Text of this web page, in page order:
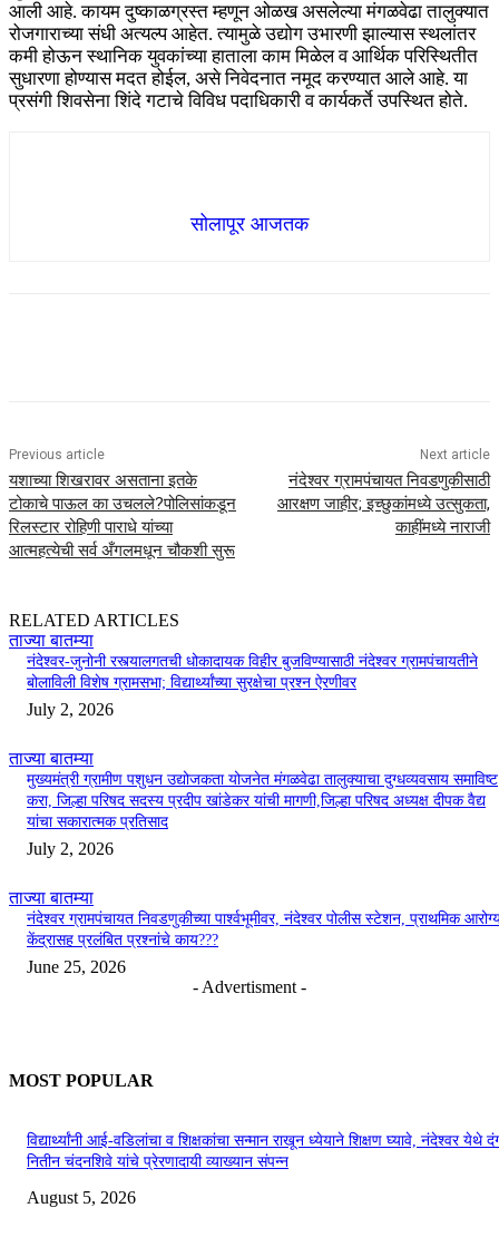
आली आहे. कायम दुष्काळग्रस्त म्हणून ओळख असलेल्या मंगळवेढा तालुक्यात
रोजगाराच्या संधी अत्यल्प आहेत. त्यामुळे उद्योग उभारणी झाल्यास स्थलांतर
कमी होऊन स्थानिक युवकांच्या हाताला काम मिळेल व आर्थिक परिस्थितीत
सुधारणा होण्यास मदत होईल, असे निवेदनात नमूद करण्यात आले आहे. या
प्रसंगी शिवसेना शिंदे गटाचे विविध पदाधिकारी व कार्यकर्ते उपस्थित होते.
सोलापूर आजतक
Previous article
यशाच्या शिखरावर असताना इतके
टोकाचे पाऊल का उचलले?पोलिसांकडून
रिलस्टार रोहिणी पाराधे यांच्या
आत्महत्येची सर्व अँगलमधून चौकशी सुरू
Next article
नंदेश्वर ग्रामपंचायत निवडणुकीसाठी
आरक्षण जाहीर; इच्छुकांमध्ये उत्सुकता,
काहींमध्ये नाराजी
RELATED ARTICLES
ताज्या बातम्या
नंदेश्वर-जुनोनी रस्त्यालगतची धोकादायक विहीर बुजविण्यासाठी नंदेश्वर ग्रामपंचायतीने
बोलाविली विशेष ग्रामसभा; विद्यार्थ्यांच्या सुरक्षेचा प्रश्न ऐरणीवर
July 2, 2026
ताज्या बातम्या
मुख्यमंत्री ग्रामीण पशुधन उद्योजकता योजनेत मंगळवेढा तालुक्याचा दुग्धव्यवसाय समाविष्ट
करा, जिल्हा परिषद सदस्य प्रदीप खांडेकर यांची मागणी,जिल्हा परिषद अध्यक्ष दीपक वैद्य
यांचा सकारात्मक प्रतिसाद
July 2, 2026
ताज्या बातम्या
नंदेश्वर ग्रामपंचायत निवडणुकीच्या पार्श्वभूमीवर, नंदेश्वर पोलीस स्टेशन, प्राथमिक
केंद्रासह प्रलंबित प्रश्नांचे काय???
June 25, 2026
- Advertisment -
MOST POPULAR
विद्यार्थ्यांनी आई-वडिलांचा व शिक्षकांचा सन्मान राखून ध्येयाने शिक्षण घ्यावे, नंदेश्वर येथे
नितीन चंदनशिवे यांचे प्रेरणादायी व्याख्यान संपन्न
August 5, 2026